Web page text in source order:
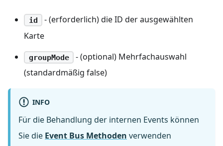
id
- (erforderlich) die ID der ausgewählten
Karte
groupMode
- (optional) Mehrfachauswahl
(standardmäßig false)
INFO
Für die Behandlung der internen Events können
Sie die Event Bus Methoden verwenden